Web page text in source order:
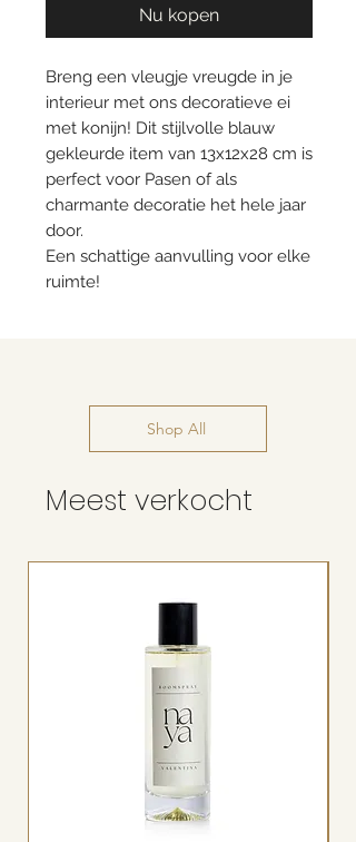
Nu kopen
Breng een vleugje vreugde in je
interieur met ons decoratieve ei
met konijn! Dit stijlvolle blauw
gekleurde item van 13x12x28 cm is
perfect voor Pasen of als
charmante decoratie het hele jaar
door.
Een schattige aanvulling voor elke
ruimte!
Shop All
Meest verkocht